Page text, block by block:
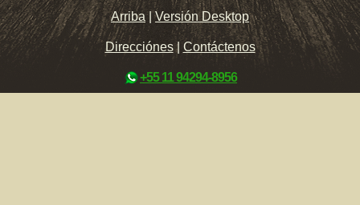
Arriba |Versión Desktop
Direcciónes| Contáctenos
+55 11 94294-8956